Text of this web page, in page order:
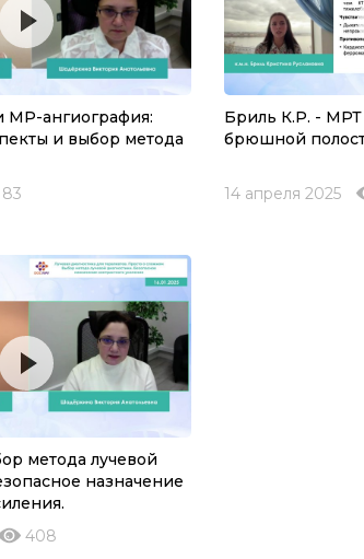
МР-ангиография:
и выбор метода
Бриль К.Р. - МРТ
брюшной
14 апреля 2025
метода лучевой
назначение
408